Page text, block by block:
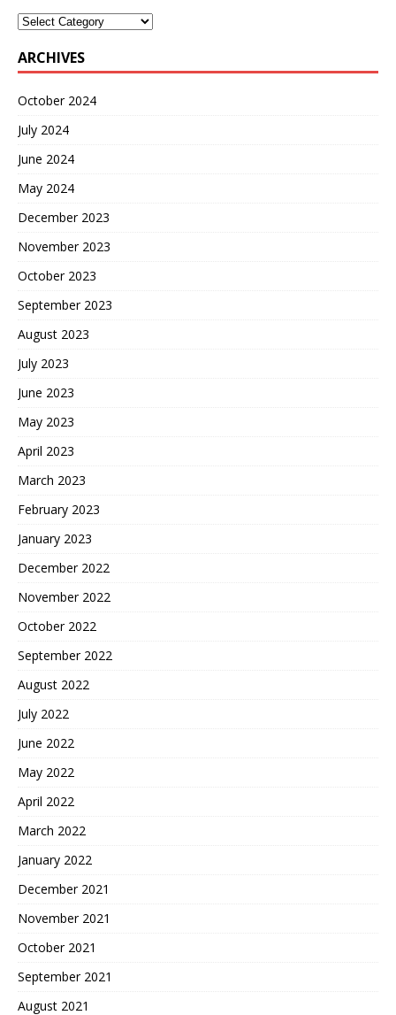
ARCHIVES
October 2024
July 2024
June 2024
May 2024
December 2023
November 2023
October 2023
September 2023
August 2023
July 2023
June 2023
May 2023
April 2023
March 2023
February 2023
January 2023
December 2022
November 2022
October 2022
September 2022
August 2022
July 2022
June 2022
May 2022
April 2022
March 2022
January 2022
December 2021
November 2021
October 2021
September 2021
August 2021